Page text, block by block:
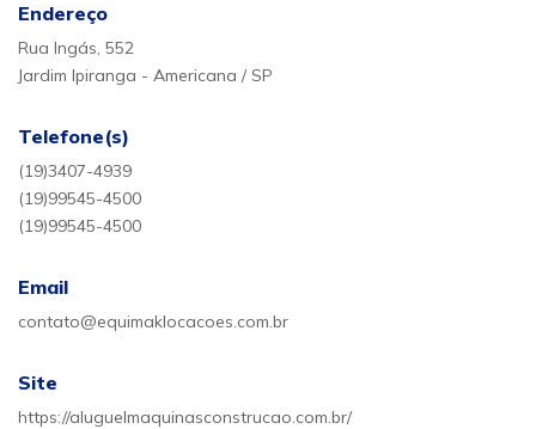
Endereço
Rua Ingás, 552
Jardim Ipiranga - Americana / SP
Telefone(s)
(19)3407-4939
(19)99545-4500
(19)99545-4500
Email
contato@equimaklocacoes.com.br
Site
https://aluguelmaquinasconstrucao.com.br/